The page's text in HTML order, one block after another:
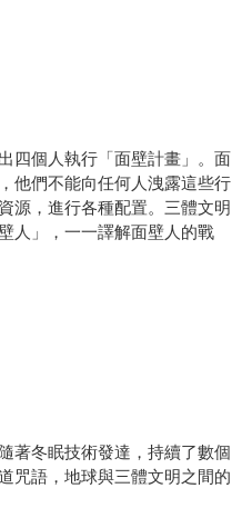
個人執行「面壁計畫」。面
他們不能向任何人洩露這些行
源，進行各種配置。三體文明
人」，一一譯解面壁人的戰
冬眠技術發達，持續了數個
咒語，地球與三體文明之間的